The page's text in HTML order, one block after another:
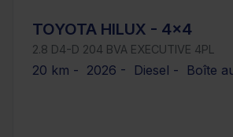
TOYOTA HILUX - 4x4
2.8 D4-D 204 BVA EXECUTIVE 4PL
20 km - 2026 - Diesel - Boîte